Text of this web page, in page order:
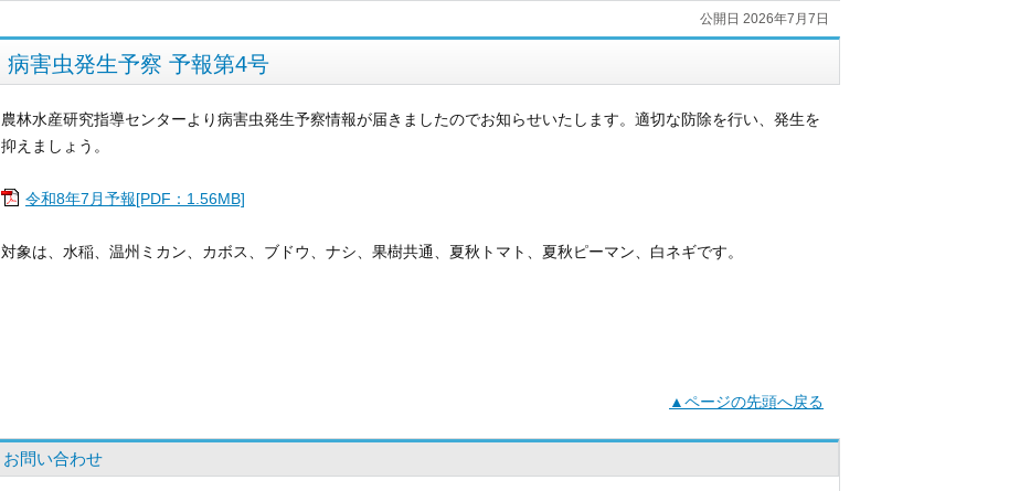
公開日 2026年7月7日
病害虫発生予察 予報第4号
農林水産研究指導センターより病害虫発生予察情報が届きましたのでお知らせいたします。適切な防除を行い、発生を
抑えましょう。
令和8年7月予報[PDF：1.56MB]
対象は、水稲、温州ミカン、カボス、ブドウ、ナシ、果樹共通、夏秋トマト、夏秋ピーマン、白ネギです。
▲ページの先頭へ戻る
お問い合わせ